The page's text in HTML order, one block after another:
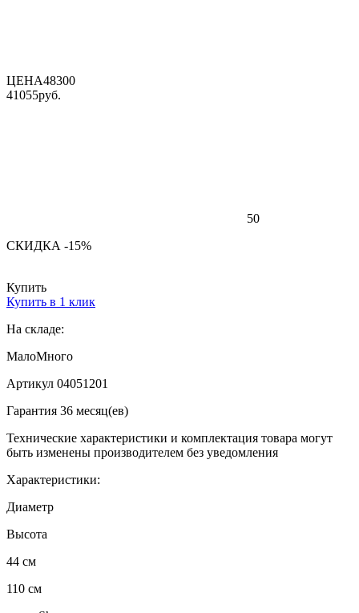
ЦЕНА48300
41055руб.
50
СКИДКА -15%
Купить
Купить в 1 клик
На складе:
МалоМного
Артикул 04051201
Гарантия 36 месяц(ев)
Технические характеристики и комплектация товара могут
быть изменены производителем без уведомления
Характеристики:
Диаметр
Высота
44 см
110 см